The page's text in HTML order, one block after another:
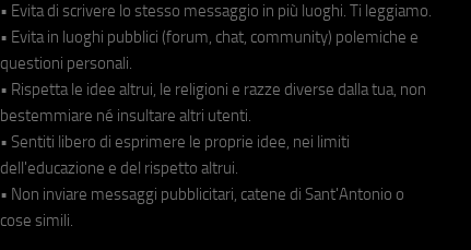
• Evita di scrivere lo stesso messaggio in più luoghi. Ti leggiamo.
• Evita in luoghi pubblici (forum, chat, community) polemiche e
questioni personali.
• Rispetta le idee altrui, le religioni e razze diverse dalla tua, non
bestemmiare né insultare altri utenti.
• Sentiti libero di esprimere le proprie idee, nei limiti
dell'educazione e del rispetto altrui.
• Non inviare messaggi pubblicitari, catene di Sant'Antonio o
cose simili.